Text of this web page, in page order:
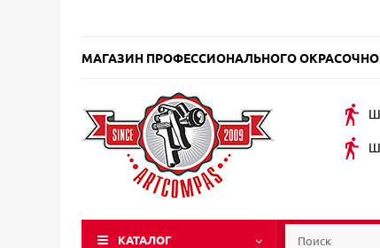
МАГАЗИН ПРОФЕССИОНАЛЬНОГО
КАТАЛОГ